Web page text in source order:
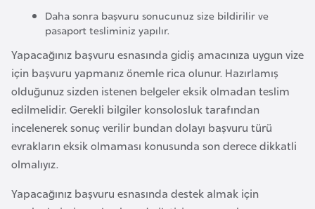
Daha sonra başvuru sonucunuz size bildirilir ve
pasaport tesliminiz yapılır.
Yapacağınız başvuru esnasında gidiş amacınıza uygun vize
için başvuru yapmanız önemle rica olunur. Hazırlamış
olduğunuz sizden istenen belgeler eksik olmadan teslim
edilmelidir. Gerekli bilgiler konsolosluk tarafından
incelenerek sonuç verilir bundan dolayı başvuru türü
evrakların eksik olmaması konusunda son derece dikkatli
olmalıyız.
Yapacağınız başvuru esnasında destek almak için
a
n
g
l
a
d
e
ş